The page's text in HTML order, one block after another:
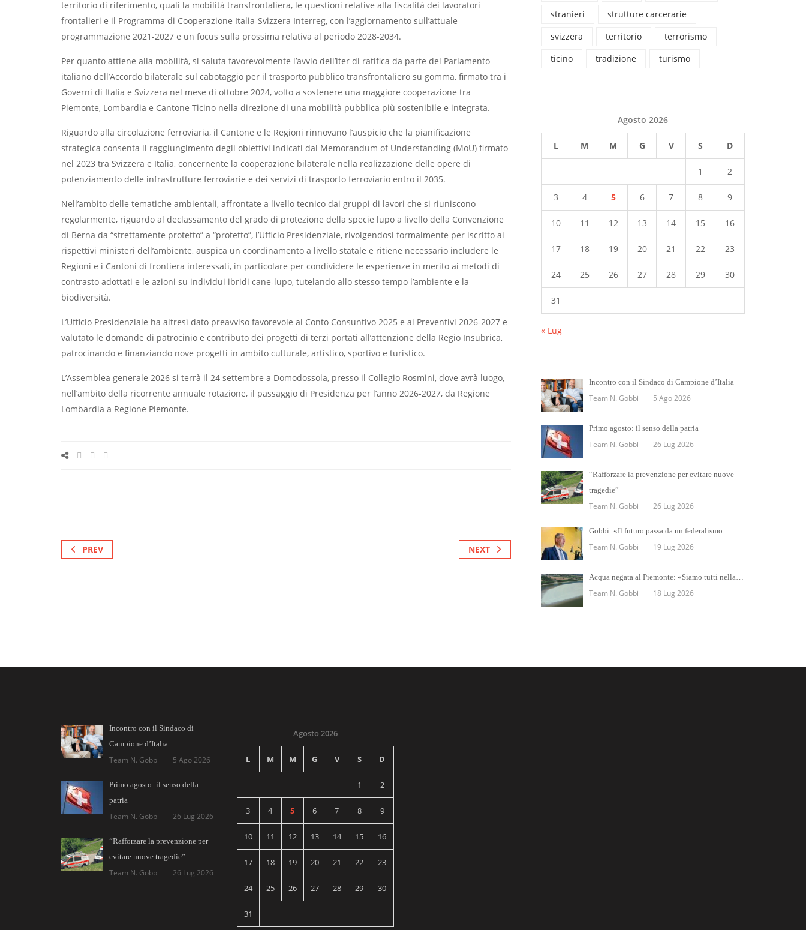
territorio di riferimento, quali la mobilità transfrontaliera, le questioni relative alla fiscalità dei lavoratori
frontalieri e il Programma di Cooperazione Italia-Svizzera Interreg, con l’aggiornamento sull’attuale
programmazione 2021-2027 e un focus sulla prossima relativa al periodo 2028-2034.
Per quanto attiene alla mobilità, si saluta favorevolmente l’avvio dell’iter di ratifica da parte del Parlamento
italiano dell’Accordo bilaterale sul cabotaggio per il trasporto pubblico transfrontaliero su gomma, firmato tra i
Governi di Italia e Svizzera nel mese di ottobre 2024, volto a sostenere una maggiore cooperazione tra
Piemonte, Lombardia e Cantone Ticino nella direzione di una mobilità pubblica più sostenibile e integrata.
Riguardo alla circolazione ferroviaria, il Cantone e le Regioni rinnovano l’auspicio che la pianificazione
strategica consenta il raggiungimento degli obiettivi indicati dal Memorandum of Understanding (MoU) firmato
nel 2023 tra Svizzera e Italia, concernente la cooperazione bilaterale nella realizzazione delle opere di
potenziamento delle infrastrutture ferroviarie e dei servizi di trasporto ferroviario entro il 2035.
Nell’ambito delle tematiche ambientali, affrontate a livello tecnico dai gruppi di lavori che si riuniscono
regolarmente, riguardo al declassamento del grado di protezione della specie lupo a livello della Convenzione
di Berna da “strettamente protetto” a “protetto”, l’Ufficio Presidenziale, rivolgendosi formalmente per iscritto ai
rispettivi ministeri dell’ambiente, auspica un coordinamento a livello statale e ritiene necessario includere le
Regioni e i Cantoni di frontiera interessati, in particolare per condividere le esperienze in merito ai metodi di
contrasto adottati e le azioni su individui ibridi cane-lupo, tutelando allo stesso tempo l’ambiente e la
biodiversità.
L’Ufficio Presidenziale ha altresì dato preavviso favorevole al Conto Consuntivo 2025 e ai Preventivi 2026-2027 e
valutato le domande di patrocinio e contributo dei progetti di terzi portati all’attenzione della Regio Insubrica,
patrocinando e finanziando nove progetti in ambito culturale, artistico, sportivo e turistico.
L’Assemblea generale 2026 si terrà il 24 settembre a Domodossola, presso il Collegio Rosmini, dove avrà luogo,
nell’ambito della ricorrente annuale rotazione, il passaggio di Presidenza per l’anno 2026-2027, da Regione
Lombardia a Regione Piemonte.
PREV NEXT
stranieri
strutture carcerarie
svizzera
territorio
terrorismo
ticino
tradizione turismo
Agosto 2026
L M M G V S D
1 2
3 4 5 6 7 8 9
10 11 12 13 14 15 16
17 18 19 20 21 22 23
24 25 26 27 28 29 30
31
« Lug
Incontro con il Sindaco di Campione d’Italia
Team N. Gobbi 5 Ago 2026
Primo agosto: il senso della patria
Team N. Gobbi 26 Lug 2026
“Rafforzare la prevenzione per evitare nuove
tragedie”
Team N. Gobbi 26 Lug 2026
Gobbi: «Il futuro passa da un federalismo…
Team N. Gobbi 19 Lug 2026
Acqua negata al Piemonte: «Siamo tutti nella…
Team N. Gobbi 18 Lug 2026
Incontro con il Sindaco di
Campione d’Italia
Team N. Gobbi 5 Ago 2026
Primo agosto: il senso della
patria
Team N. Gobbi 26 Lug 2026
“Rafforzare la prevenzione per
evitare nuove tragedie”
Team N. Gobbi 26 Lug 2026
Agosto 2026
L M M G V S D
1 2
3 4 5 6 7 8 9
10 11 12 13 14 15 16
17 18 19 20 21 22 23
24 25 26 27 28 29 30
31